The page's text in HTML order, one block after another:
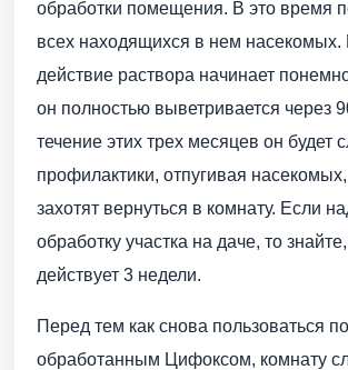
обработки помещения. В это время
всех находящихся в нем насекомых.
действие раствора начинает
он полностью выветривается через
течение этих трех месяцев он будет
профилактики, отпугивая
захотят вернуться в комнату. Если
обработку участка на даче, то
действует 3 недели.
Перед тем как снова пользоваться
обработанным Цифоксом, комнату